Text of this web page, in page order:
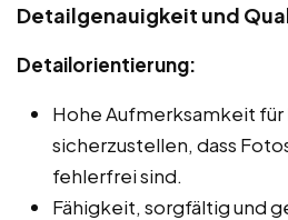
Detailgenauigkeit und
Detailorientierung:
Hohe Aufmerksamkeit für
sicherzustellen, dass
fehlerfrei sind.
Fähigkeit, sorgfältig und